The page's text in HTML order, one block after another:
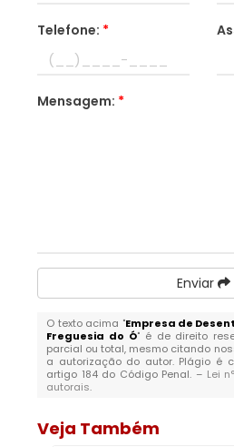
Telefone: *
Mensagem: *
Enviar
O texto acima "Empresa de
Freguesia do Ó" é de direito
parcial ou total, mesmo citando
a autorização do autor. Plágio é
artigo 184 do Código Penal. – Lei
autorais.
Veja Também